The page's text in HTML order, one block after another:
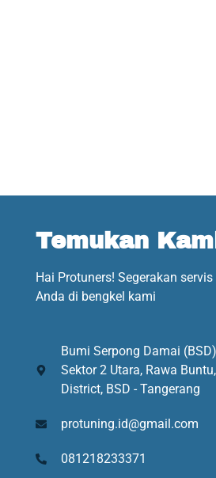
Temukan
Hai Protuners! Segerakan
Anda di bengkel kami
Bumi Serpong Damai
Sektor 2 Utara, Rawa
District, BSD - Tangerang
protuning.id@gmail.com
081218233371